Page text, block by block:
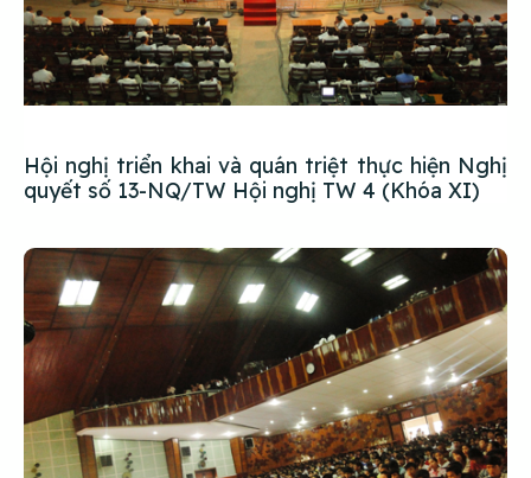
Hội nghị triển khai và quán triệt thực hiện Nghị
quyết số 13-NQ/TW Hội nghị TW 4 (Khóa XI)